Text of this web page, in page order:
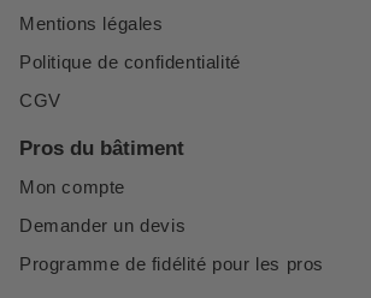
Mentions légales
Politique de confidentialité
CGV
Pros du bâtiment
Mon compte
Demander un devis
Programme de fidélité pour les pros